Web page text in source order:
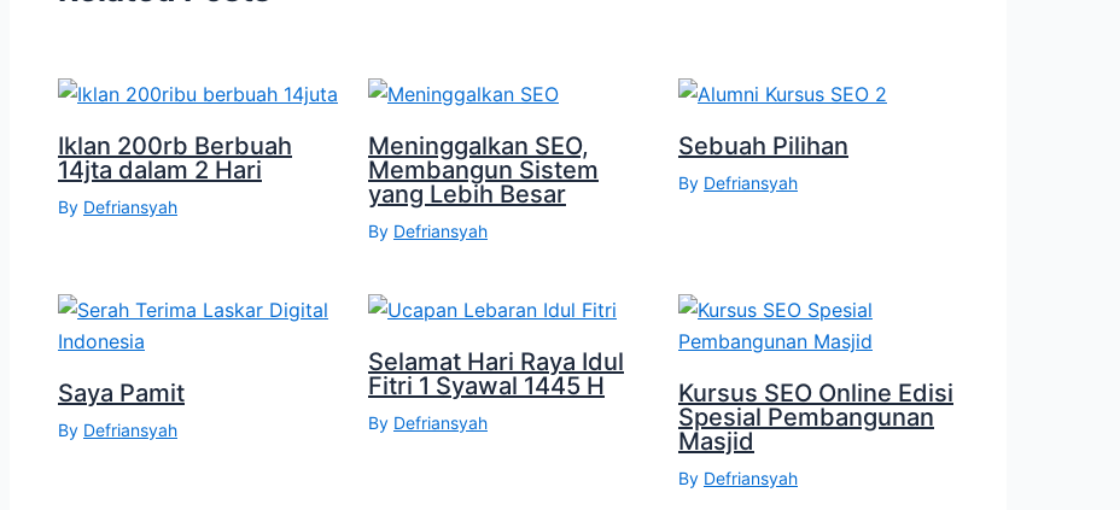
Iklan 200rb Berbuah
14jta dalam 2 Hari
By Defriansyah
Meninggalkan SEO,
Membangun Sistem
yang Lebih Besar
By Defriansyah
Sebuah Pilihan
By Defriansyah
Saya Pamit
By Defriansyah
Selamat Hari Raya Idul
Fitri 1 Syawal 1445 H
By Defriansyah
Kursus SEO Online Edisi
Spesial Pembangunan
Masjid
By Defriansyah